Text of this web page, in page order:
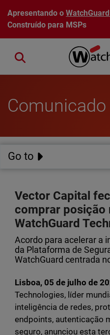
Pular para o conteúdo
Apresentando o
Construído para MSPs
Close search
Go to
Vector Capital
comprar posição
WatchGuard
Acordo para acelerar a
da Plataforma de
WatchGuard centrada
Lisboa, 05 de julho de
Technologies, líder
inteligência de redes,
endpoints, autenticação
seguro, anunciou esta